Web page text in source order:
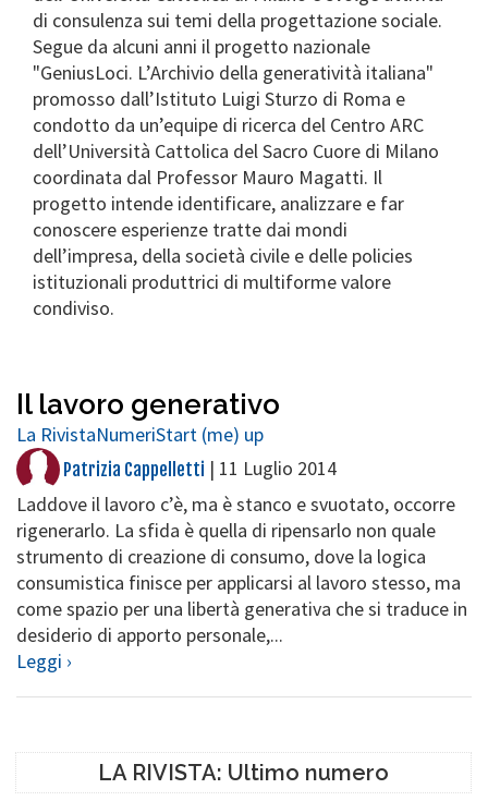
di consulenza sui temi della progettazione sociale.
Segue da alcuni anni il progetto nazionale
"GeniusLoci. L’Archivio della generatività italiana"
promosso dall’Istituto Luigi Sturzo di Roma e
condotto da un’equipe di ricerca del Centro ARC
dell’Università Cattolica del Sacro Cuore di Milano
coordinata dal Professor Mauro Magatti. Il
progetto intende identificare, analizzare e far
conoscere esperienze tratte dai mondi
dell’impresa, della società civile e delle policies
istituzionali produttrici di multiforme valore
condiviso.
Il lavoro generativo
La RivistaNumeriStart (me) up
Patrizia Cappelletti | 11 Luglio 2014
Laddove il lavoro c’è, ma è stanco e svuotato, occorre
rigenerarlo. La sfida è quella di ripensarlo non quale
strumento di creazione di consumo, dove la logica
consumistica finisce per applicarsi al lavoro stesso, ma
come spazio per una libertà generativa che si traduce in
desiderio di apporto personale,...
Leggi ›
LA RIVISTA: Ultimo numero